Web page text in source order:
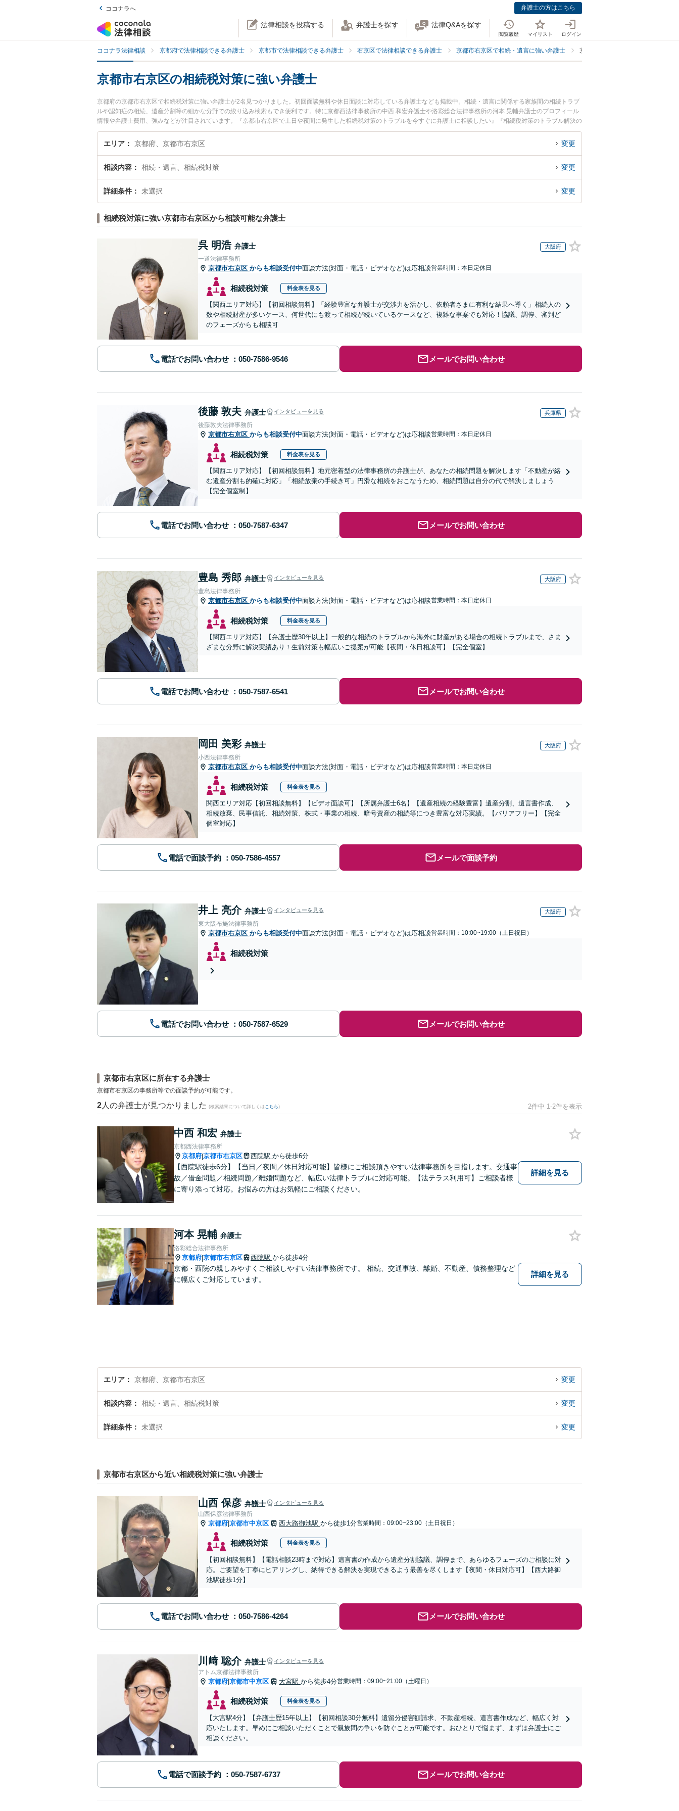
ココナラへ 弁護士の方はこちら
法律相談を投稿する 弁護士を探す 法律Q&Aを探す
閲覧履歴 マイリスト ログイン
ココナラ法律相談 京都府で法律相談できる弁護士 京都市で法律相談できる弁護士 右京区で法律相談できる弁護士 京都市右京区で相続・遺言に強い弁護士 京都市右京区で相続税対策に強い弁
京都市右京区の相続税対策に強い弁護士
京都府の京都市右京区で相続税対策に強い弁護士が2名見つかりました。初回面談無料や休日面談に対応している弁護士なども掲載中。相続・遺言に関係する家族間の相続トラブ
ルや認知症の相続、遺産分割等の細かな分野での絞り込み検索もでき便利です。特に京都西法律事務所の中西 和宏弁護士や洛彩総合法律事務所の河本 晃輔弁護士のプロフィール
情報や弁護士費用、強みなどが注目されています。『京都市右京区で土日や夜間に発生した相続税対策のトラブルを今すぐに弁護士に相談したい』『相続税対策のトラブル解決の
実績豊富な近くの弁護士を検索したい』『初回相談無料で相続税対策を法律相談できる京都市右京区内の弁護士に相談予約したい』などでお困りの相談者さんにおすすめです。
エリア 京都府、京都市右京区 変更
相談内容 相続・遺言、相続税対策 変更
詳細条件 未選択 変更
相続税対策に強い京都市右京区から相談可能な弁護士
呉 明浩 弁護士 大阪府
一道法律事務所
京都市右京区 からも相談受付中面談方法(対面・電話・ビデオなど)は応相談営業時間：本日定休日
相続税対策 料金表を見る
【関西エリア対応】【初回相談無料】「経験豊富な弁護士が交渉力を活かし、依頼者さまに有利な結果へ導く」相続人の
数や相続財産が多いケース、何世代にも渡って相続が続いているケースなど、複雑な事案でも対応！協議、調停、審判ど
のフェーズからも相談可
電話でお問い合わせ メールでお問い合わせ
後藤 敦夫 弁護士 インタビューを見る 兵庫県
後藤敦夫法律事務所
京都市右京区 からも相談受付中面談方法(対面・電話・ビデオなど)は応相談営業時間：本日定休日
相続税対策 料金表を見る
【関西エリア対応】【初回相談無料】地元密着型の法律事務所の弁護士が、あなたの相続問題を解決します「不動産が絡
む遺産分割も的確に対応」「相続放棄の手続き可」円滑な相続をおこなうため、相続問題は自分の代で解決しましょう
【完全個室制】
電話でお問い合わせ メールでお問い合わせ
豊島 秀郎 弁護士 インタビューを見る 大阪府
豊島法律事務所
京都市右京区 からも相談受付中面談方法(対面・電話・ビデオなど)は応相談営業時間：本日定休日
相続税対策 料金表を見る
【関西エリア対応】【弁護士歴30年以上】一般的な相続のトラブルから海外に財産がある場合の相続トラブルまで、さま
ざまな分野に解決実績あり！生前対策も幅広いご提案が可能【夜間・休日相談可】【完全個室】
電話でお問い合わせ メールでお問い合わせ
岡田 美彩 弁護士 大阪府
小西法律事務所
京都市右京区 からも相談受付中面談方法(対面・電話・ビデオなど)は応相談営業時間：本日定休日
相続税対策 料金表を見る
関西エリア対応【初回相談無料】【ビデオ面談可】【所属弁護士6名】【遺産相続の経験豊富】遺産分割、遺言書作成、
相続放棄、民事信託、相続対策、株式・事業の相続、暗号資産の相続等につき豊富な対応実績。【バリアフリー】【完全
個室対応】
電話で面談予約 メールで面談予約
井上 亮介 弁護士 インタビューを見る 大阪府
東大阪布施法律事務所
京都市右京区 からも相談受付中面談方法(対面・電話・ビデオなど)は応相談営業時間：10:00~19:00（土日祝日）
相続税対策
電話でお問い合わせ メールでお問い合わせ
京都市右京区に所在する弁護士
京都市右京区の事務所等での面談予約が可能です。
2 人の弁護士が見つかりました (検索結果について詳しくは こちら) 2件中 1-2件を表示
中西 和宏 弁護士
京都西法律事務所
京都府|京都市右京区 西院駅 から徒歩6分
【西院駅徒歩6分】【当日／夜間／休日対応可能】皆様にご相談頂きやすい法律事務所を目指します。交通事
故／借金問題／相続問題／離婚問題など、幅広い法律トラブルに対応可能。【法テラス利用可】ご相談者様
に寄り添って対応。お悩みの方はお気軽にご相談ください。
詳細を見る
河本 晃輔 弁護士
洛彩総合法律事務所
京都府|京都市右京区 西院駅 から徒歩4分
京都・西院の親しみやすくご相談しやすい法律事務所です。 相続、交通事故、離婚、不動産、債務整理など
に幅広くご対応しています。
詳細を見る
エリア 京都府、京都市右京区 変更
相談内容 相続・遺言、相続税対策 変更
詳細条件 未選択 変更
京都市右京区から近い相続税対策に強い弁護士
山西 保彦 弁護士 インタビューを見る
山西保彦法律事務所
京都府 京都市中京区 西大路御池駅 から徒歩1分営業時間：09:00~23:00（土日祝日）
相続税対策 料金表を見る
【初回相談無料】【電話相談23時まで対応】遺言書の作成から遺産分割協議、調停まで、あらゆるフェーズのご相談に対
応。ご要望を丁寧にヒアリングし、納得できる解決を実現できるよう最善を尽くします【夜間・休日対応可】【西大路御
池駅徒歩1分】
電話でお問い合わせ メールでお問い合わせ
川﨑 聡介 弁護士 インタビューを見る
アトム京都法律事務所
京都府 京都市中京区 大宮駅 から徒歩4分営業時間：09:00~21:00（土曜日）
相続税対策 料金表を見る
【大宮駅4分】【弁護士歴15年以上】【初回相談30分無料】遺留分侵害額請求、不動産相続、遺言書作成など、幅広く対
応いたします。早めにご相談いただくことで親族間の争いを防ぐことが可能です。おひとりで悩まず、まずは弁護士にご
相談ください。
電話で面談予約 メールでお問い合わせ